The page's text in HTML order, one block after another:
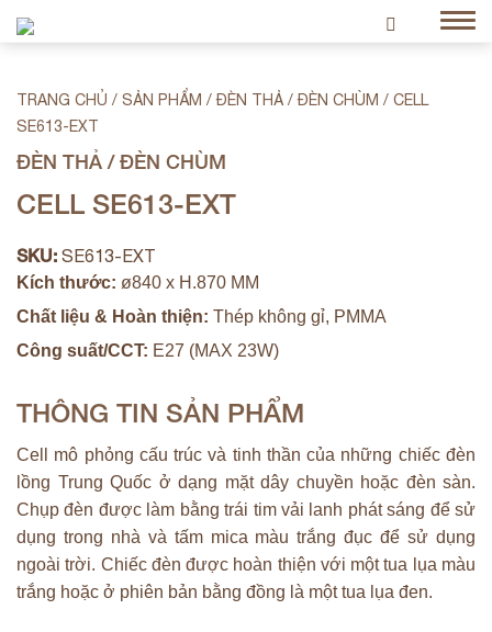
TRANG CHỦ / SẢN PHẨM / ĐÈN THẢ / ĐÈN CHÙM / CELL
SE613-EXT
ĐÈN THẢ / ĐÈN CHÙM
CELL SE613-EXT
SKU: SE613-EXT
Kích thước: ø840 x H.870 MM
Chất liệu & Hoàn thiện: Thép không gỉ, PMMA
Công suất/CCT: E27 (MAX 23W)
THÔNG TIN SẢN PHẨM
Cell mô phỏng cấu trúc và tinh thần của những chiếc đèn
lồng Trung Quốc ở dạng mặt dây chuyền hoặc đèn sàn.
Chụp đèn được làm bằng trái tim vải lanh phát sáng để sử
dụng trong nhà và tấm mica màu trắng đục để sử dụng
ngoài trời. Chiếc đèn được hoàn thiện với một tua lụa màu
trắng hoặc ở phiên bản bằng đồng là một tua lụa đen.